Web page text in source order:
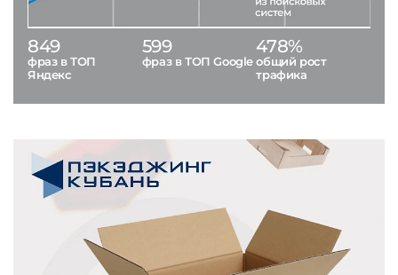
849
фраз в ТОП
Яндекс
599
фраз в ТОП Google
478%
общий рост
трафика